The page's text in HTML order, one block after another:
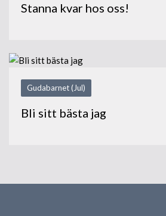
Stanna kvar hos oss!
Gudabarnet (Jul)
Bli sitt bästa jag